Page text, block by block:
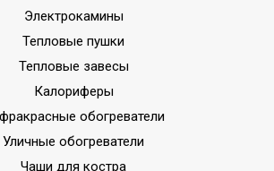
Электрокамины
Тепловые пушки
Тепловые завесы
Калориферы
обогреватели
Уличные обогреватели
Чаши для костра